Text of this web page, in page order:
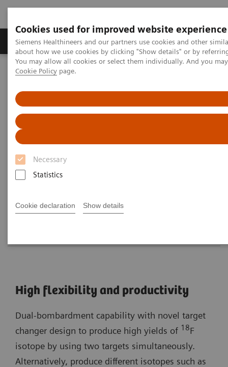
Cookies used for improved website experience
Siemens Healthineers and our partners use cookies and other
about how we use cookies by clicking "Show details" or by
You may allow all cookies or select them individually. And you
Cookie Policy page.
Necessary
Statistics
Cookie declaration Show details
Produtos e serviços Especialidades Clínicas e
Siemens Healthineers Brasil
Eclipse Cyclotrons
Eclipse Cyclotrons
Trusted Performance. Proven Reliability.
High flexibility and productivity
Dual-bombardment capability with novel target
changer design to produce high yields of 18F
isotope by using two targets simultaneously.
Alternatively, produce different isotopes such as